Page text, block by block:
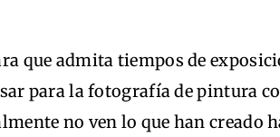
que admita tiempos de
para la fotografía de pintura
no ven lo que han creado